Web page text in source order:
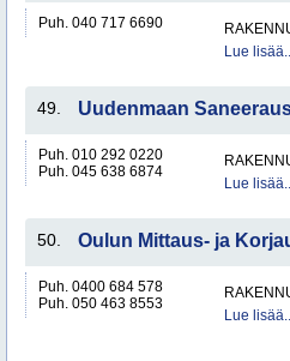
Puh. 040 717 6690
Lue lisää..
49. Uudenmaan
Puh. 010 292 0220
Puh. 045 638 6874
Lue lisää..
50. Oulun Mittaus- ja
Puh. 0400 684 578
Puh. 050 463 8553
Lue lisää..